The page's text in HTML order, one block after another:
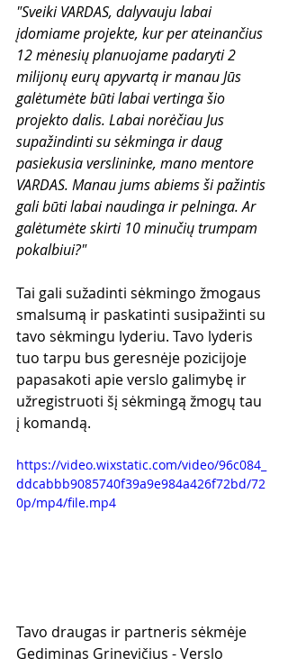
"Sveiki VARDAS, dalyvauju labai
įdomiame projekte, kur per ateinančius
12 mėnesių planuojame padaryti 2
milijonų eurų apyvartą ir manau Jūs
galėtumėte būti labai vertinga šio
projekto dalis. Labai norėčiau Jus
supažindinti su sėkminga ir daug
pasiekusia verslininke, mano mentore
VARDAS. Manau jums abiems ši pažintis
gali būti labai naudinga ir pelninga. Ar
galėtumėte skirti 10 minučių trumpam
pokalbiui?"
Tai gali sužadinti sėkmingo žmogaus
smalsumą ir paskatinti susipažinti su
tavo sėkmingu lyderiu. Tavo lyderis
tuo tarpu bus geresnėje pozicijoje
papasakoti apie verslo galimybę ir
užregistruoti šį sėkmingą žmogų tau
į komandą.
https://video.wixstatic.com/video/96c084_
ddcabbb9085740f39a9e984a426f72bd/72
0p/mp4/file.mp4
Tavo draugas ir partneris sėkmėje
Gediminas Grinevičius - Verslo